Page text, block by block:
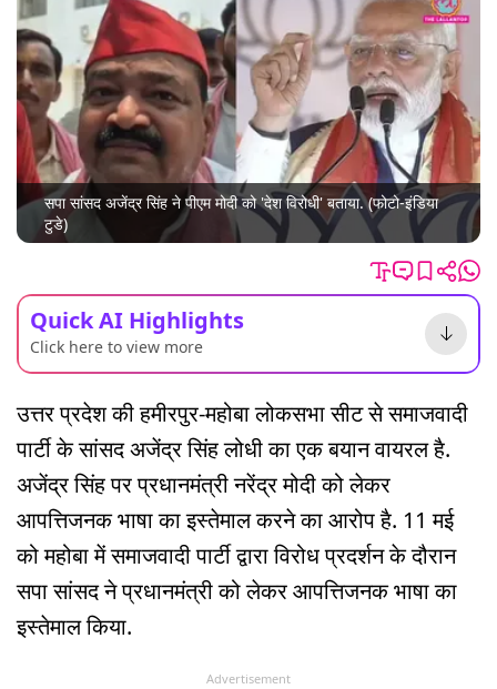
सपा सांसद अजेंद्र सिंह ने पीएम मोदी को 'देश विरोधी' बताया. (फोटो-इंडिया
टुडे)
Quick AI Highlights
Click here to view more
उत्तर प्रदेश की हमीरपुर-महोबा लोकसभा सीट से समाजवादी
पार्टी के सांसद अजेंद्र सिंह लोधी का एक बयान वायरल है.
अजेंद्र सिंह पर प्रधानमंत्री नरेंद्र मोदी को लेकर
आपत्तिजनक भाषा का इस्तेमाल करने का आरोप है. 11 मई
को महोबा में समाजवादी पार्टी द्वारा विरोध प्रदर्शन के दौरान
सपा सांसद ने प्रधानमंत्री को लेकर आपत्तिजनक भाषा का
इस्तेमाल क‍िया.
Advertisement